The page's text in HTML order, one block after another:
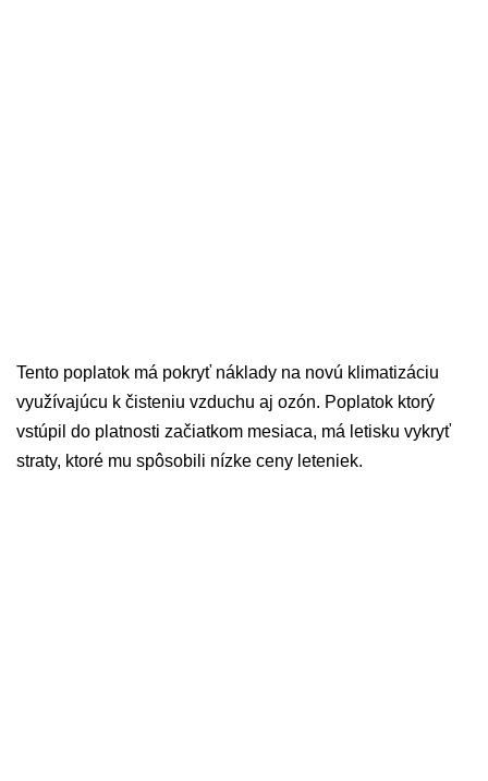
Tento poplatok má pokryť náklady na novú klimatizáciu
využívajúcu k čisteniu vzduchu aj ozón. Poplatok ktorý
vstúpil do platnosti začiatkom mesiaca, má letisku vykryť
straty, ktoré mu spôsobili nízke ceny leteniek.